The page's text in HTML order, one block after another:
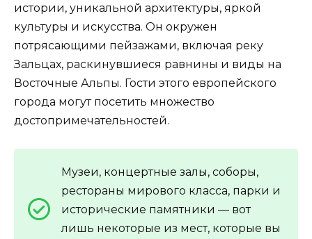
истории, уникальной архитектуры, яркой
культуры и искусства. Он окружен
потрясающими пейзажами, включая реку
Зальцах, раскинувшиеся равнины и виды на
Восточные Альпы. Гости этого европейского
города могут посетить множество
достопримечательностей.
Музеи, концертные залы, соборы,
рестораны мирового класса, парки и
исторические памятники — вот
лишь некоторые из мест, которые вы